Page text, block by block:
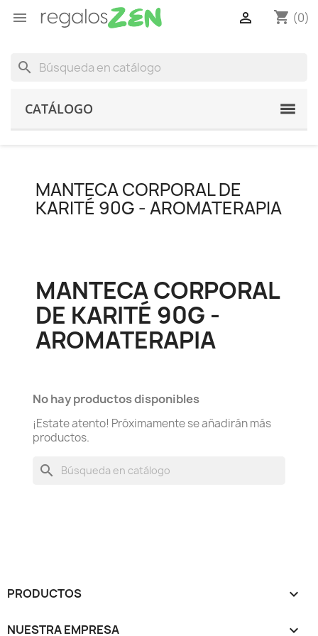
 shopping_cart (0)

search
CATÁLOGO
MANTECA CORPORAL DE
KARITÉ 90G - AROMATERAPIA
MANTECA CORPORAL
DE KARITÉ 90G -
AROMATERAPIA
No hay productos disponibles
¡Estate atento! Próximamente se añadirán más
productos.
search
PRODUCTOS 
NUESTRA EMPRESA 